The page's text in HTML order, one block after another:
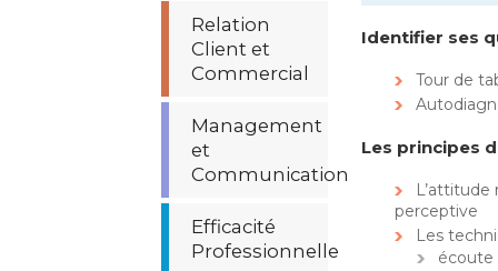
Relation
Client et
Commercial
Management
et
Communication
Efficacité
Professionnelle
Identifier ses
Tour de
Les principes
perceptive
Les
écoute